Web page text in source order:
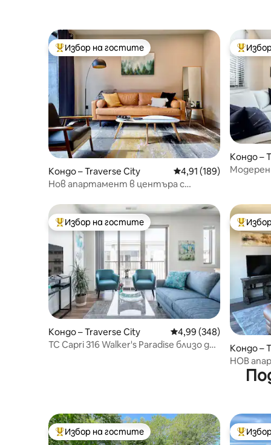
Най-популярен избор на гостите
Избор на гостите
Кондо – Traverse City Средна оценка: 4,91
4,91 (189)
Нов апартамент в центъра с
местоположение)!
Най-
Кондо –
Най-популярен избор на гостите
Избор на гостите
Кондо – Traverse City Средна оценка: 4,99
4,99 (348)
TC Capri 316 Walker's Paradise близо до
Най-
Кондо –
НОВ
за 2 в
Най-популярен избор на гостите
Избор на гостите Най-